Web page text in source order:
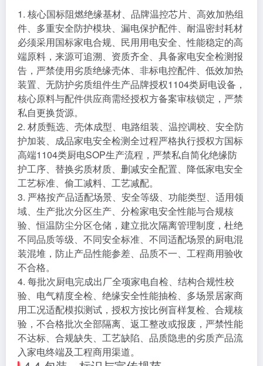
1. 核心国标阻燃绝缘基材、品牌温控芯片、高效加热组
件、多重安全防护模块、漏电保护配件、耐温密封耗材
必须采用国标家电合规、民用用电安全、性能稳定的高
端原料，来源可追溯、资质齐全、具备家电安全检测报
告，严禁使用劣质绝缘壳体、非标电控配件、低效加热
装置、无防护劣质组件生产品牌授权1104类厨电设备，
核心原料与配件供应商需经授权方备案审核锁定，严禁
私自更换货源。
2. 材质甄选、壳体成型、电路组装、温控调校、安全防
护加装、成品家电安全检测全过程严格执行授权方国标
高端1104类厨电SOP生产流程，严禁私自简化绝缘防
护工序、替换劣质材质、删减安全配置、降低家电安全
工艺标准、偷工减料、工艺减配。
3. 严格按产品适配场景、安全等级、功能类型、适用领
域、生产批次分区生产、分检家电安全性能与合规核
验、恒温防尘分区仓储，建立批次隔离管理制度，杜绝
不同品质等级、不同安全标准、不同适配场景的厨电混
装混堆，防止产品性能参差、品质不一、工程商用验收
不合格。
4. 每批次厨电完成出厂全项家电自检、结构合规性校
验、电气精度全检、绝缘安全性能抽检、多场景居家商
用工况适配模拟测试，授权方按比例盲样复检、合规核
验，不合格批次全部隔离、返工整改或报废，严禁性能
不达标、合规缺失、工艺缺陷、品质隐患的劣质产品流
入家电终端及工程商用渠道。